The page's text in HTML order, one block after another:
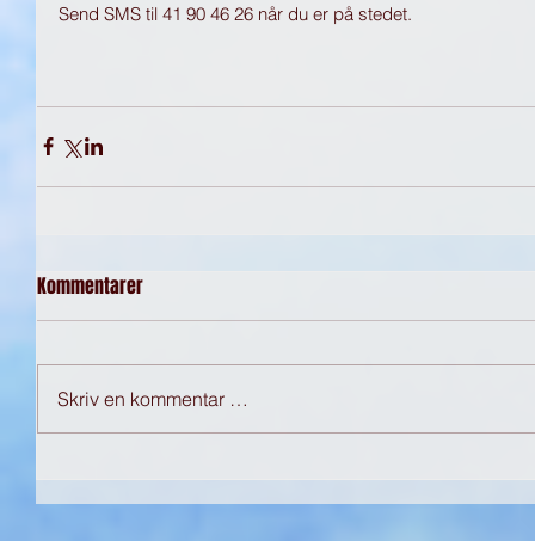
Send SMS til 41 90 46 26 når du er på stedet.
Kommentarer
Skriv en kommentar …